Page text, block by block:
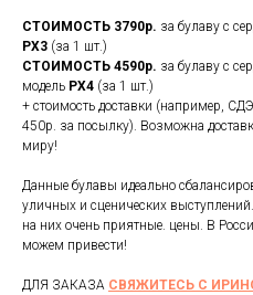
СТОИМОСТЬ 3790р. за булаву с
PX3 (за 1 шт.)
СТОИМОСТЬ 4590р. за булаву с
модель PX4 (за 1 шт.)
+ стоимость доставки (например,
450р. за посылку). Возможна
миру!
Данные булавы идеально
уличных и сценических
на них очень приятные. цены. В
можем привести!
ДЛЯ ЗАКАЗА СВЯЖИТЕСЬ С